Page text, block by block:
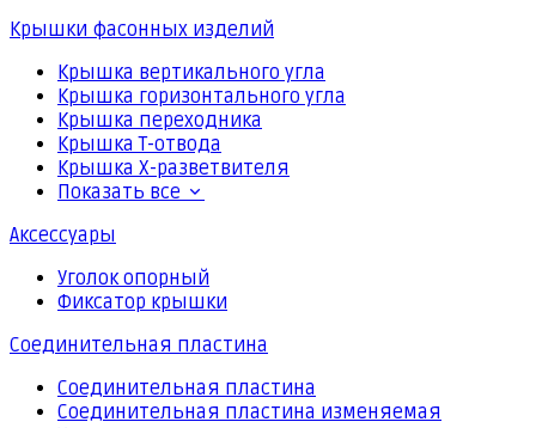
Крышки фасонных изделий
Крышка вертикального угла
Крышка горизонтального угла
Крышка переходника
Крышка Т-отвода
Крышка Х-разветвителя
Показать все
Аксессуары
Уголок опорный
Фиксатор крышки
Соединительная пластина
Соединительная пластина
Соединительная пластина изменяемая